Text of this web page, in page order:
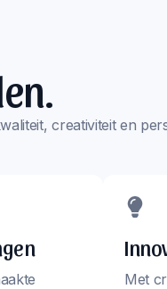
creativiteit en
Met